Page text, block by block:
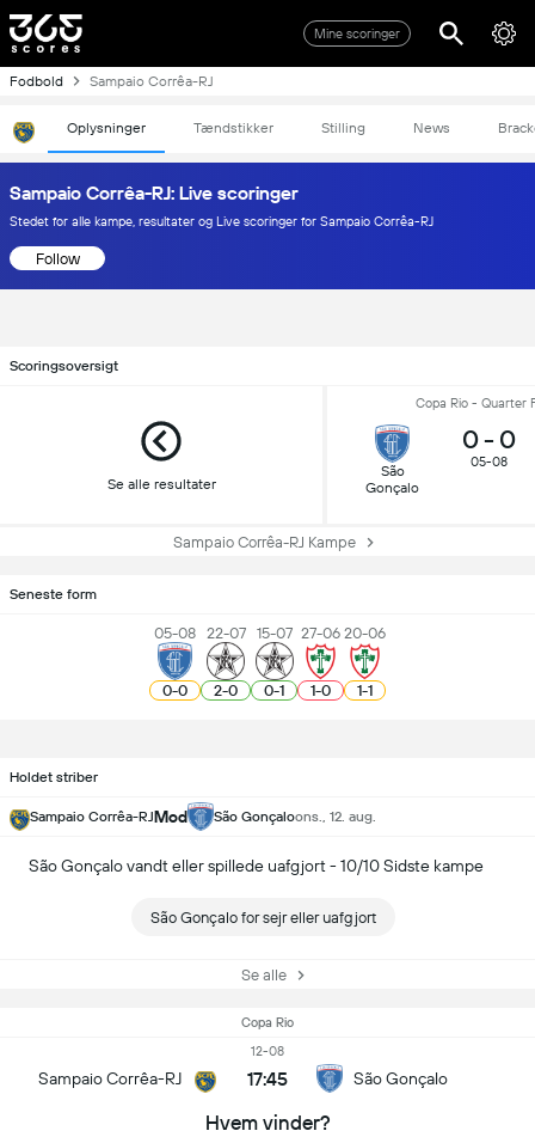
Mine scoringer
Fodbold Sampaio Corrêa-RJ
Oplysninger Tændstikker Stilling News
Sampaio Corrêa-RJ: Live scoringer
Stedet for alle kampe, resultater og Live scoringer for Sampaio Corrêa-RJ
Follow
Scoringsoversigt
Se alle resultater
Copa Rio - Quarter
São
Gonçalo
0- 0
05-08
Sampaio Corrêa-RJ Kampe
Seneste form
05-08
0-0
22-07
2-0
15-07
0-1
27-06
1-0
20-06
1-1
Holdet striber
Sampaio Corrêa-RJMod São Gonçaloons., 12. aug.
São Gonçalo vandt eller spillede uafgjort - 10/10 Sidste kampe
São Gonçalo for sejr eller uafgjort
Se alle
Copa Rio
Sampaio Corrêa-RJ
12-08
17:45 São Gonçalo
Hvem vinder?